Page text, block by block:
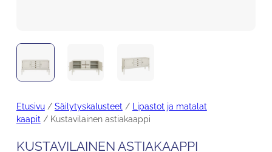
Etusivu/ Säilytyskalusteet / Lipastot ja matalat
kaapit / Kustavilainen astiakaappi
KUSTAVILAINEN ASTIAKAAPPI